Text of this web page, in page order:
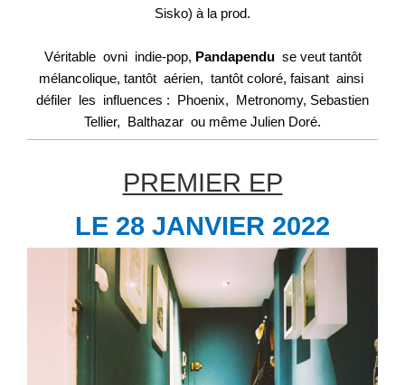
Sisko) à la prod.
Véritable ovni indie-pop, Pandapendu se veut tantôt
mélancolique, tantôt aérien, tantôt coloré, faisant ainsi
défiler les influences : Phoenix, Metronomy, Sebastien
Tellier, Balthazar ou même Julien Doré.
PREMIER EP
LE 28 JANVIER 2022